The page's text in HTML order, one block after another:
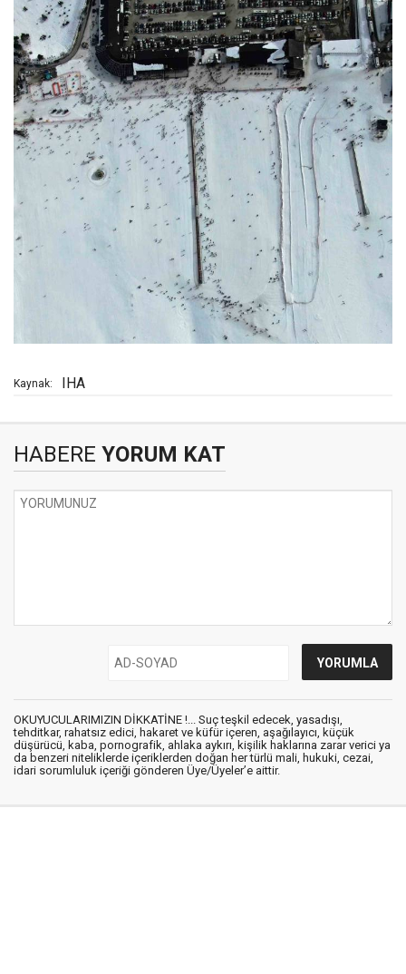
Kaynak: IHA
HABERE YORUM KAT
OKUYUCULARIMIZIN DİKKATİNE !... Suç teşkil edecek, yasadışı,
tehditkar, rahatsız edici, hakaret ve küfür içeren, aşağılayıcı, küçük
düşürücü, kaba, pornografik, ahlaka aykırı, kişilik haklarına zarar verici ya
da benzeri niteliklerde içeriklerden doğan her türlü mali, hukuki, cezai,
idari sorumluluk içeriği gönderen Üye/Üyeler’e aittir.